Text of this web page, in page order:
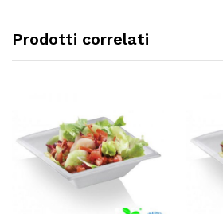
Prodotti correlati